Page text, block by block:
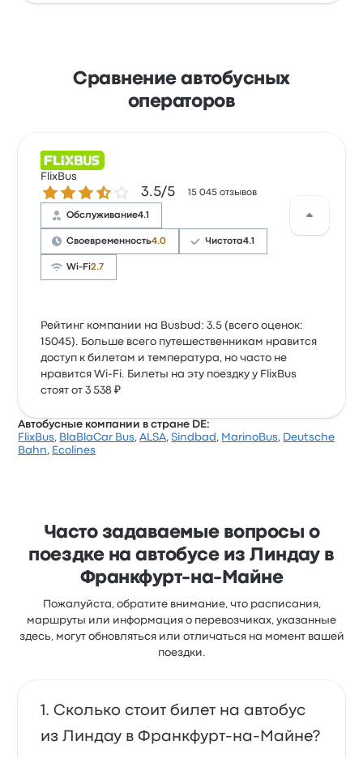
Сравнение автобусных
операторов
FlixBus
Количество звезд: 3.5 из 5
3.5/5 15 045 отзывов
Обслуживание4.1
Своевременность4.0 Чистота4.1
Wi-Fi2.7
Рейтинг компании на Busbud: 3.5 (всего оценок:
15045). Больше всего путешественникам нравится
доступ к билетам и температура, но часто не
нравится Wi-Fi. Билеты на эту поездку у FlixBus
стоят от 3 538 ₽
Автобусные компании в стране DE:
FlixBus, BlaBlaCar Bus,ALSA,Sindbad , MarinoBus, Deutsche
Bahn, Ecolines
Часто задаваемые вопросы о
поездке на автобусе из Линдау в
Франкфурт-на-Майне
Пожалуйста, обратите внимание, что расписания,
маршруты или информация о перевозчиках, указанные
здесь, могут обновляться или отличаться на момент вашей
поездки.
Сколько стоит билет на автобус
из Линдау в Франкфурт-на-Майне?